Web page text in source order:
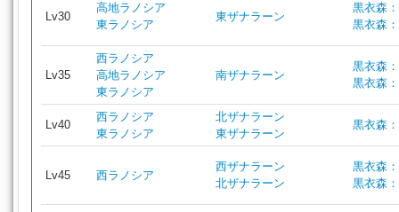
Lv30
高地ラノシア
東ラノシア
東ザナラーン
黒衣森
黒衣森
Lv35
西ラノシア
高地ラノシア
東ラノシア
南ザナラーン
黒衣森
黒衣森
Lv40
西ラノシア
東ラノシア
北ザナラーン
東ザナラーン
黒衣森
Lv45 西ラノシア
西ザナラーン
北ザナラーン
黒衣森
黒衣森